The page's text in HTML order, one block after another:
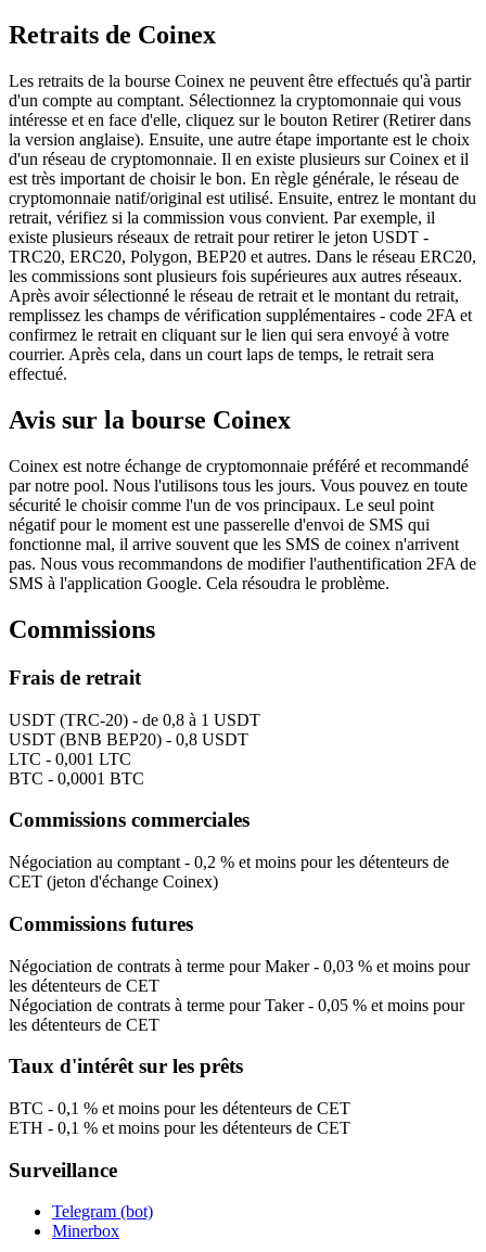
Retraits de Coinex
Les retraits de la bourse Coinex ne peuvent être effectués qu'à partir
d'un compte au comptant. Sélectionnez la cryptomonnaie qui vous
intéresse et en face d'elle, cliquez sur le bouton Retirer (Retirer dans
la version anglaise). Ensuite, une autre étape importante est le choix
d'un réseau de cryptomonnaie. Il en existe plusieurs sur Coinex et il
est très important de choisir le bon. En règle générale, le réseau de
cryptomonnaie natif/original est utilisé. Ensuite, entrez le montant du
retrait, vérifiez si la commission vous convient. Par exemple, il
existe plusieurs réseaux de retrait pour retirer le jeton USDT -
TRC20, ERC20, Polygon, BEP20 et autres. Dans le réseau ERC20,
les commissions sont plusieurs fois supérieures aux autres réseaux.
Après avoir sélectionné le réseau de retrait et le montant du retrait,
remplissez les champs de vérification supplémentaires - code 2FA et
confirmez le retrait en cliquant sur le lien qui sera envoyé à votre
courrier. Après cela, dans un court laps de temps, le retrait sera
effectué.
Avis sur la bourse Coinex
Coinex est notre échange de cryptomonnaie préféré et recommandé
par notre pool. Nous l'utilisons tous les jours. Vous pouvez en toute
sécurité le choisir comme l'un de vos principaux. Le seul point
négatif pour le moment est une passerelle d'envoi de SMS qui
fonctionne mal, il arrive souvent que les SMS de coinex n'arrivent
pas. Nous vous recommandons de modifier l'authentification 2FA de
SMS à l'application Google. Cela résoudra le problème.
Commissions
Frais de retrait
USDT (TRC-20) - de 0,8 à 1 USDT
USDT (BNB BEP20) - 0,8 USDT
LTC - 0,001 LTC
BTC - 0,0001 BTC
Commissions commerciales
Négociation au comptant - 0,2 % et moins pour les détenteurs de
CET (jeton d'échange Coinex)
Commissions futures
Négociation de contrats à terme pour Maker - 0,03 % et moins pour
les détenteurs de CET
Négociation de contrats à terme pour Taker - 0,05 % et moins pour
les détenteurs de CET
Taux d'intérêt sur les prêts
BTC - 0,1 % et moins pour les détenteurs de CET
ETH - 0,1 % et moins pour les détenteurs de CET
Surveillance
Telegram (bot)
Minerbox